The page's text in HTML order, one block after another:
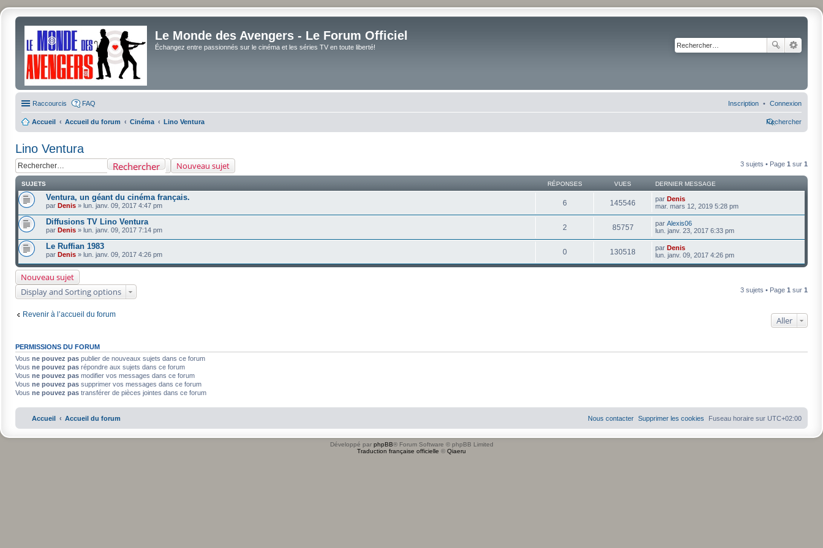
Le Monde des Avengers - Le Forum Officiel
Échangez entre passionnés sur le cinéma et les séries TV en toute liberté!
Raccourcis FAQ Connexion
Inscription
Accueil Accueil du forum Cinéma Lino Ventura Rechercher
Lino Ventura
Nouveau sujet
Rechercher 3 sujets • Page 1 sur 1
SUJETS RÉPONSES VUES DERNIER MESSAGE
Ventura, un géant du cinéma français.
par Denis » lun. janv. 09, 2017 4:47 pm 6 145546 par Denis
mar. mars 12, 2019 5:28 pm
Diffusions TV Lino Ventura
par Denis » lun. janv. 09, 2017 7:14 pm 2 85757 par Alexis06
lun. janv. 23, 2017 6:33 pm
Le Ruffian 1983
par Denis » lun. janv. 09, 2017 4:26 pm 0 130518 par Denis
lun. janv. 09, 2017 4:26 pm
Nouveau sujet
Display and Sorting options
3 sujets • Page 1 sur 1
Revenir à l’accueil du forum
Aller
PERMISSIONS DU FORUM
Vous ne pouvez pas publier de nouveaux sujets dans ce forum
Vous ne pouvez pas répondre aux sujets dans ce forum
Vous ne pouvez pas modifier vos messages dans ce forum
Vous ne pouvez pas supprimer vos messages dans ce forum
Vous ne pouvez pas transférer de pièces jointes dans ce forum
Accueil Accueil du forum Fuseau horaire sur UTC+02:00
Supprimer les cookies
Nous contacter
Développé par phpBB® Forum Software © phpBB Limited
Traduction française officielle © Qiaeru